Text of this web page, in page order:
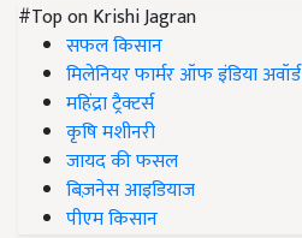
#Top on Krishi Jagran
सफल किसान
मिलेनियर फार्मर ऑफ इंडिया अवॉर्ड
महिंद्रा ट्रैक्टर्स
कृषि मशीनरी
जायद की फसल
बिज़नेस आइडियाज
पीएम किसान